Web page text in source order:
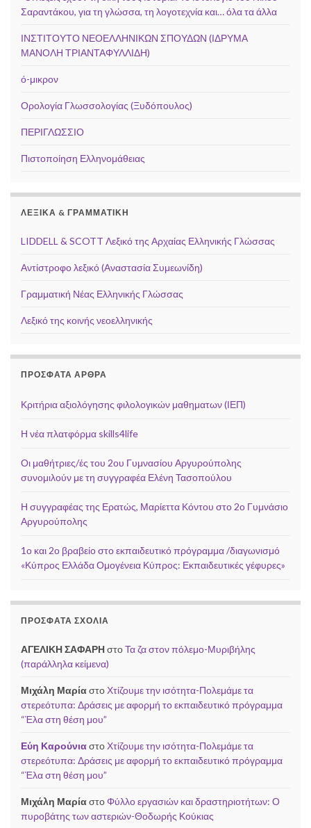
Σαραντάκου, για τη γλώσσα, τη λογοτεχνία και… όλα τα άλλα
ΙΝΣΤΙΤΟΥΤΟ ΝΕΟΕΛΛΗΝΙΚΩΝ ΣΠΟΥΔΩΝ (ΙΔΡΥΜΑ
ΜΑΝΟΛΗ ΤΡΙΑΝΤΑΦΥΛΛΙΔΗ)
ό-μικρον
Ορολογία Γλωσσολογίας (Ξυδόπουλος)
ΠΕΡΙΓΛΩΣΣΙΟ
Πιστοποίηση Ελληνομάθειας
ΛΕΞΙΚΆ & ΓΡΑΜΜΑΤΙΚΉ
LIDDELL & SCOTT Λεξικό της Αρχαίας Ελληνικής Γλώσσας
Αντίστροφο λεξικό (Αναστασία Συμεωνίδη)
Γραμματική Νέας Ελληνικής Γλώσσας
Λεξικό της κοινής νεοελληνικής
ΠΡΌΣΦΑΤΑ ΆΡΘΡΑ
Κριτήρια αξιολόγησης φιλολογικών μαθηματων (ΙΕΠ)
Η νέα πλατφόρμα skills4life
Οι μαθήτριες/ές του 2ου Γυμνασίου Αργυρούπολης
συνομιλούν με τη συγγραφέα Ελένη Τασοπούλου
Η συγγραφέας της Ερατώς, Μαρίεττα Κόντου στο 2ο Γυμνάσιο
Αργυρούπολης
1ο και 2ο βραβείο στο εκπαιδευτικό πρόγραμμα /διαγωνισμό
«Κύπρος Ελλάδα Ομογένεια Κύπρος: Εκπαιδευτικές γέφυρες»
ΠΡΌΣΦΑΤΑ ΣΧΌΛΙΑ
ΑΓΕΛΙΚΗ ΣΑΦΑΡΗστοΤα ζα στον πόλεμο-Μυριβήλης
(παράλληλα κείμενα)
Μιχάλη Μαρίαστο Χτίζουμε την ισότητα-Πολεμάμε τα
στερεότυπα: Δράσεις με αφορμή το εκπαιδευτικό πρόγραμμα
“Έλα στη θέση μου”
Εύη Καρούνιαστο Χτίζουμε την ισότητα-Πολεμάμε τα
στερεότυπα: Δράσεις με αφορμή το εκπαιδευτικό πρόγραμμα
“Έλα στη θέση μου”
Μιχάλη ΜαρίαστοΦύλλο εργασιών και δραστηριοτήτων: Ο
πυροβάτης των αστεριών-Θοδωρής Κούκιας